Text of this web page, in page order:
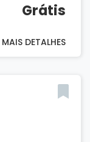
Grátis
MAIS DETALHES